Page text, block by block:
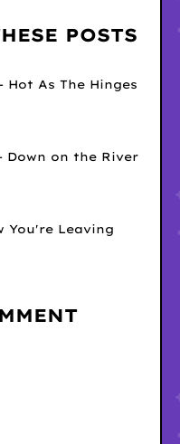
POSTS
Hot As The Hinges
Down on the River
You're Leaving